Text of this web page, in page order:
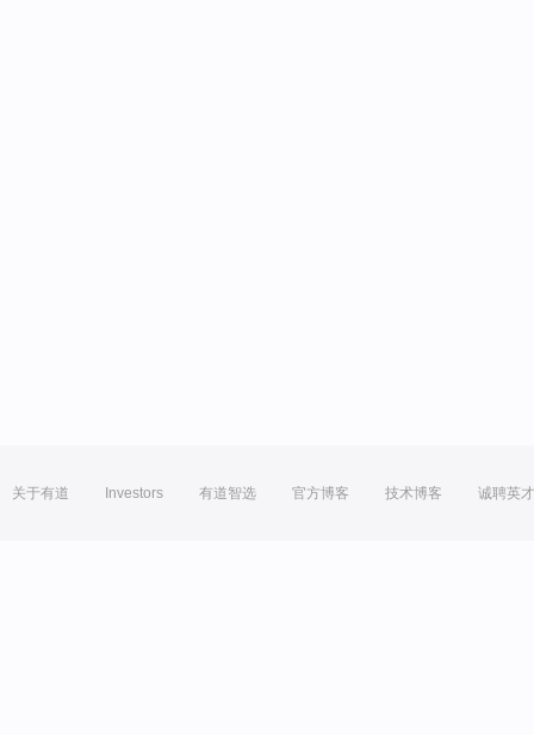
关于有道 Investors 有道智选 官方博客 技术博客 诚聘英才